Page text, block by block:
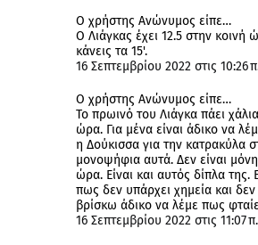
Ο χρήστης Ανώνυμος είπε…
Ο Λιάγκας έχει 12.5 στην κοινή
κάνεις τα 15'.
16 Σεπτεμβρίου 2022 στις 10:26
Ο χρήστης Ανώνυμος είπε…
Το πρωινό του Λιάγκα πάει
ώρα. Για μένα είναι άδικο να
η Δούκισσα για την κατρακύλα
μονοψήφια αυτά. Δεν είναι
ώρα. Είναι και αυτός δίπλα
πως δεν υπάρχει χημεία και δεν
βρίσκω άδικο να λέμε πως
16 Σεπτεμβρίου 2022 στις 11:07